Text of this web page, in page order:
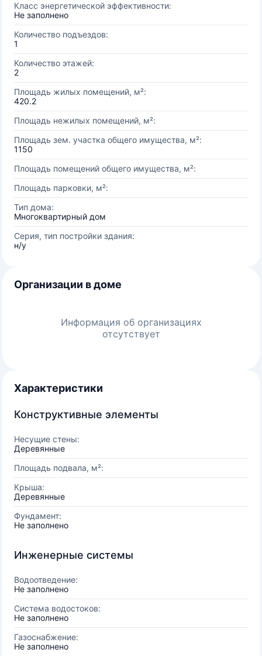
Класс энергетической эффективности:
Не заполнено
Количество подъездов:
1
Количество этажей:
2
Площадь жилых помещений, м²:
420.2
Площадь нежилых помещений, м²:
Площадь зем. участка общего имущества, м²:
1150
Площадь помещений общего имущества, м²:
Площадь парковки, м²:
Тип дома:
Многоквартирный дом
Серия, тип постройки здания:
н/у
Организации в доме
Информация об организациях
отсутствует
Характеристики
Конструктивные элементы
Несущие стены:
Деревянные
Площадь подвала, м²:
Крыша:
Деревянные
Фундамент:
Не заполнено
Инженерные системы
Водоотведение:
Не заполнено
Система водостоков:
Не заполнено
Газоснабжение:
Не заполнено